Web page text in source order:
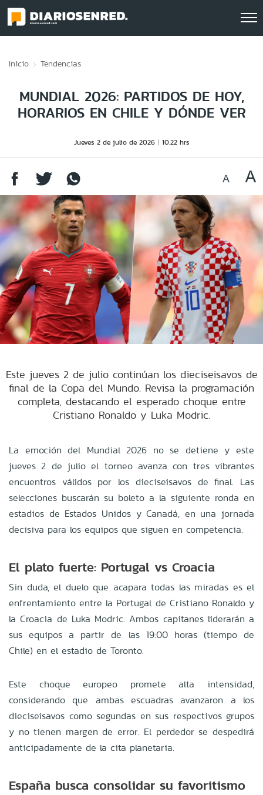
Inicio Tendencias
MUNDIAL 2026: PARTIDOS DE HOY,
HORARIOS EN CHILE Y DÓNDE VER
Jueves 2 de julio de 2026 10:22 hrs
Este jueves 2 de julio continúan los dieciseisavos de
final de la Copa del Mundo. Revisa la programación
completa, destacando el esperado choque entre
Cristiano Ronaldo y Luka Modric.
La emoción del Mundial 2026 no se detiene y este
jueves 2 de julio el torneo avanza con tres vibrantes
encuentros válidos por los dieciseisavos de final. Las
selecciones buscarán su boleto a la siguiente ronda en
estadios de Estados Unidos y Canadá, en una jornada
decisiva para los equipos que siguen en competencia.
El plato fuerte: Portugal vs Croacia
Sin duda, el duelo que acapara todas las miradas es el
enfrentamiento entre la Portugal de Cristiano Ronaldo y
la Croacia de Luka Modric. Ambos capitanes liderarán a
sus equipos a partir de las 19:00 horas (tiempo de
Chile) en el estadio de Toronto.
Este choque europeo promete alta intensidad,
considerando que ambas escuadras avanzaron a los
dieciseisavos como segundas en sus respectivos grupos
y no tienen margen de error. El perdedor se despedirá
anticipadamente de la cita planetaria.
España busca consolidar su favoritismo